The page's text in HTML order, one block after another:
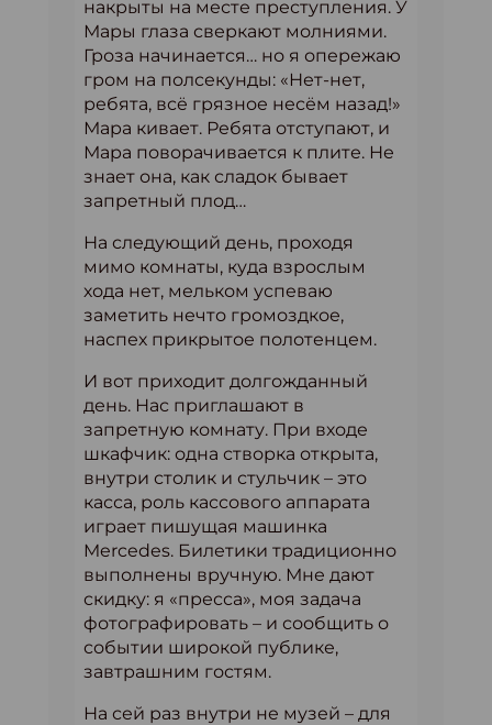
накрыты на месте преступления. У
Мары глаза сверкают молниями.
Гроза начинается… но я опережаю
гром на полсекунды: «Нет-нет,
ребята, всё грязное несём назад!»
Мара кивает. Ребята отступают, и
Мара поворачивается к плите. Не
знает она, как сладок бывает
запретный плод…
На следующий день, проходя
мимо комнаты, куда взрослым
хода нет, мельком успеваю
заметить нечто громоздкое,
наспех прикрытое полотенцем.
И вот приходит долгожданный
день. Нас приглашают в
запретную комнату. При входе
шкафчик: одна створка открыта,
внутри столик и стульчик – это
касса, роль кассового аппарата
играет пишущая машинка
Mercedes. Билетики традиционно
выполнены вручную. Мне дают
скидку: я «пресса», моя задача
фотографировать – и сообщить о
событии широкой публике,
завтрашним гостям.
На сей раз внутри не музей – для